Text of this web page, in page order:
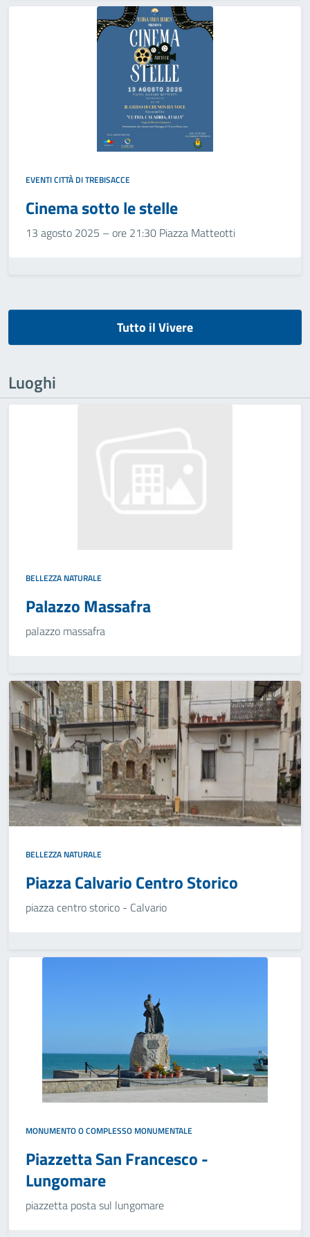
EVENTI CITTÀ DI TREBISACCE
Cinema sotto le stelle
13 agosto 2025 – ore 21:30 Piazza Matteotti
Tutto il Vivere
Luoghi
BELLEZZA NATURALE
Palazzo Massafra
palazzo massafra
BELLEZZA NATURALE
Piazza Calvario Centro Storico
piazza centro storico - Calvario
MONUMENTO O COMPLESSO MONUMENTALE
Piazzetta San Francesco -
Lungomare
piazzetta posta sul lungomare